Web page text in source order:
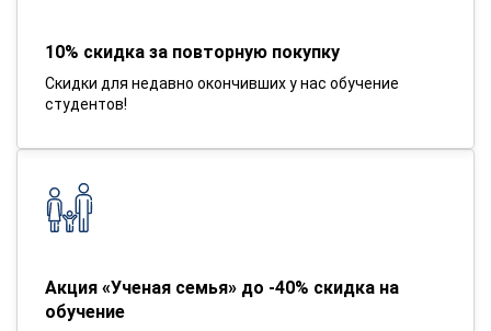
10% скидка за повторную покупку
Скидки для недавно окончивших у нас обучение
студентов!
Акция «Ученая семья» до -40% скидка на
обучение